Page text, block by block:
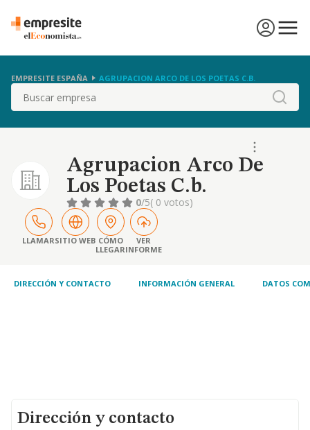
EMPRESITE ESPAÑA AGRUPACION ARCO DE LOS POETAS C.B.
Buscar
Agrupacion Arco De
Los Poetas C.b.
0/5( 0 votos)
LLAMARSITIO WEB CÓMO
LLEGAR
VER
INFORME
DIRECCIÓN Y CONTACTO INFORMACIÓN GENERAL DATOS
Dirección y contacto